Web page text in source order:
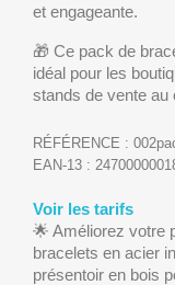
et engageante.
🎁 Ce pack de
idéal pour les
stands de vente au
RÉFÉRENCE :
EAN-13 :
Voir les tarifs
🌟 Améliorez votre
bracelets en acier
présentoir en bois